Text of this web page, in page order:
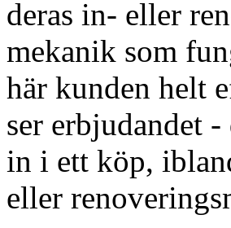
deras in- eller
mekanik som
här kunden helt
ser erbjudandet
in i ett köp,
eller